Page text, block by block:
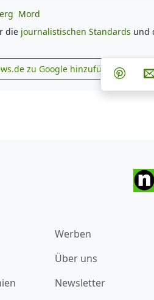
Mord
die journalistischen Standards und
news.de zu Google
zu Google hinzufügen
Werben
Über uns
Newsletter